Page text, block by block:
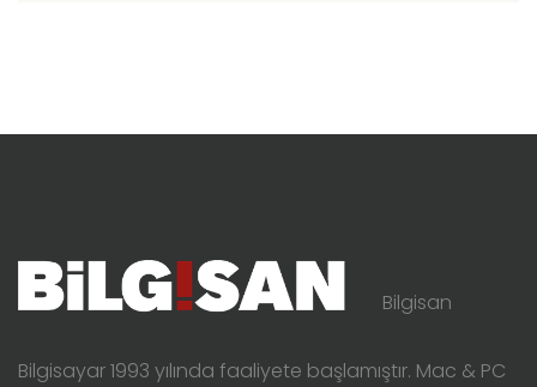
Bilgisan
Bilgisayar 1993 yılında faaliyete başlamıştır. Mac & PC